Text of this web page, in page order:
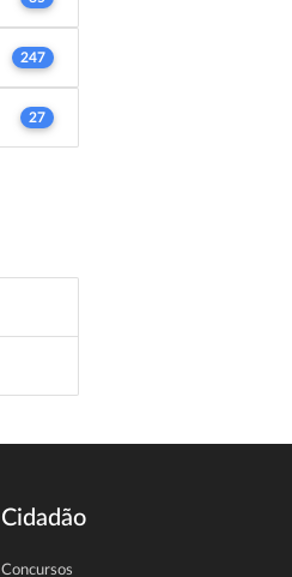
247
27
Cidadão
Concursos